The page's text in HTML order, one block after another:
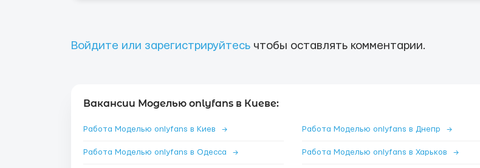
Войдите или зарегистрируйтесь чтобы оставлять комментарии.
Вакансии Моделью onlyfans в Киеве:
Работа Моделью onlyfans в Киев → Работа Моделью onlyfans в Днепр →
Работа Моделью onlyfans в Одесса → Работа Моделью onlyfans в Харьков →